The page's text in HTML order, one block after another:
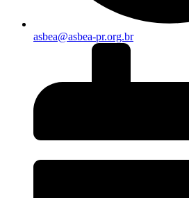
asbea@asbea-pr.org.br